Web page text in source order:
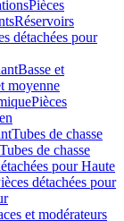
Pièces
Réservoirs
détachées pour
Basse et
moyenne
Pièces
Tubes de chasse
de chasse
pour Haute
détachées pour
et modérateurs